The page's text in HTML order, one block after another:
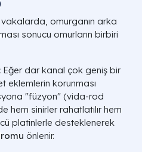
Laminektomi
Güçlü
Çıplak Göz
omurganın arka
sonucu omurların birbiri
Eğer dar kanal çok geniş bir
eklemlerin korunması
"füzyon" (vida-rod
hem sinirler rahatlatılır hem
platinlerle desteklenerek
önlenir.